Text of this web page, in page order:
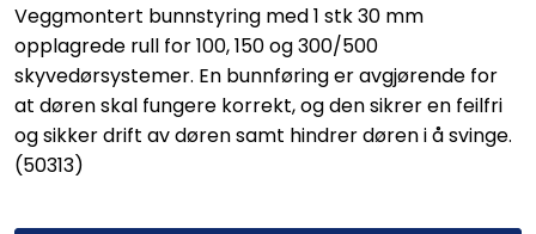
Veggmontert bunnstyring med 1 stk 30 mm
opplagrede rull for 100, 150 og 300/500
skyvedørsystemer. En bunnføring er avgjørende for
at døren skal fungere korrekt, og den sikrer en feilfri
og sikker drift av døren samt hindrer døren i å svinge.
(50313)